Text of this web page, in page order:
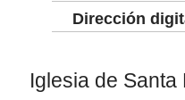
Dirección
Iglesia de